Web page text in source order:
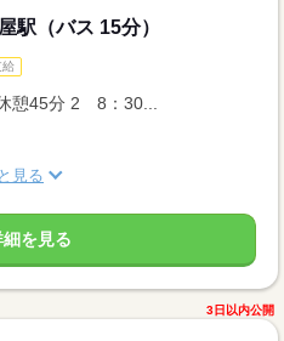
駅（バス 15分）
給
45分 2 8：30...
見る
を見る
3日以内公開